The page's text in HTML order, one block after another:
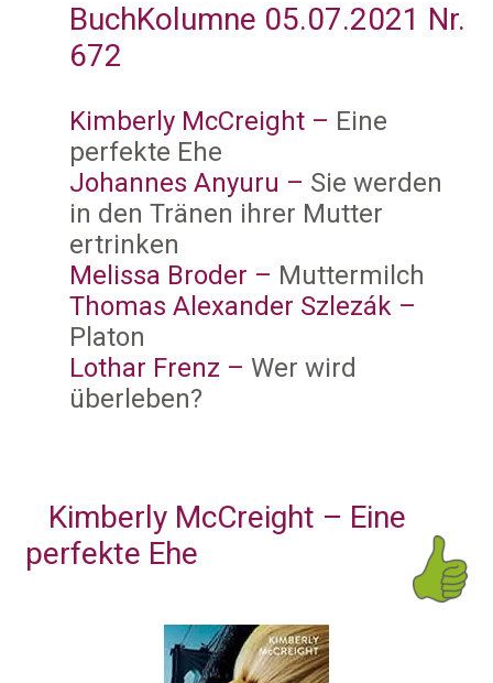
BuchKolumne 05.07.2021 Nr.
672
Kimberly McCreight – Eine
perfekte Ehe
Johannes Anyuru – Sie werden
in den Tränen ihrer Mutter
ertrinken
Melissa Broder – Muttermilch
Thomas Alexander Szlezák –
Platon
Lothar Frenz – Wer wird
überleben?
Kimberly McCreight – Eine
perfekte Ehe